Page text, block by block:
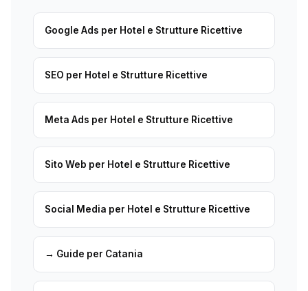
Google Ads per Hotel e Strutture Ricettive
SEO per Hotel e Strutture Ricettive
Meta Ads per Hotel e Strutture Ricettive
Sito Web per Hotel e Strutture Ricettive
Social Media per Hotel e Strutture Ricettive
→ Guide per Catania